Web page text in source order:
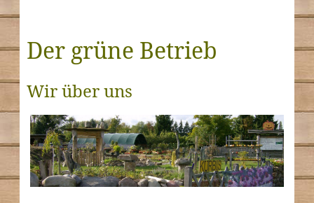
Der grüne Betrieb
Wir über uns